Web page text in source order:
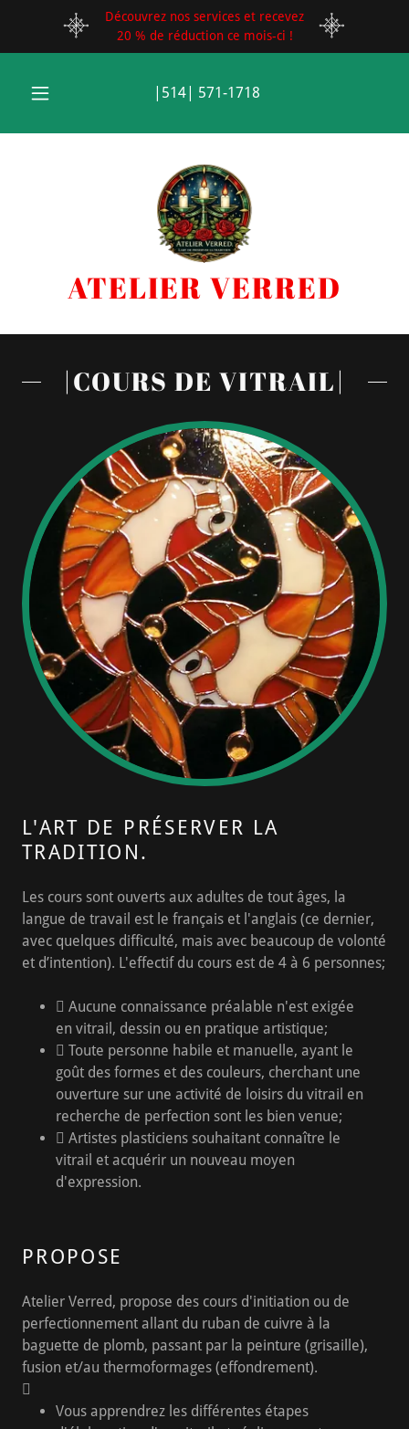
Découvrez nos services et recevez
20 % de réduction ce mois-ci !
514 571-1718
ATELIER VERRED
|COURS DE VITRAIL|
L'ART DE PRÉSERVER LA
TRADITION.
Les cours sont ouverts aux adultes de tout âges, la
langue de travail est le français et l'anglais (ce dernier,
avec quelques difficulté, mais avec beaucoup de volonté
et d’intention). L'effectif du cours est de 4 à 6 personnes;
 Aucune connaissance préalable n'est exigée
en vitrail, dessin ou en pratique artistique;
 Toute personne habile et manuelle, ayant le
goût des formes et des couleurs, cherchant une
ouverture sur une activité de loisirs du vitrail en
recherche de perfection sont les bien venue;
 Artistes plasticiens souhaitant connaître le
vitrail et acquérir un nouveau moyen
d'expression.
PROPOSE
Atelier Verred, propose des cours d'initiation ou de
perfectionnement allant du ruban de cuivre à la
baguette de plomb, passant par la peinture (grisaille),
fusion et/au thermoformages (effondrement).

Vous apprendrez les différentes étapes